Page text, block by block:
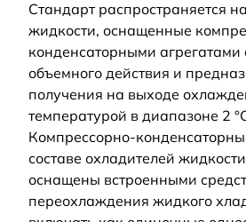
Стандарт распространяется
жидкости, оснащенные
конденсаторными агрегатами
объемного действия и
получения на выходе
температурой в диапазоне 2
Компрессорно-
составе охладителей
оснащены встроенными
переохлаждения жидкого